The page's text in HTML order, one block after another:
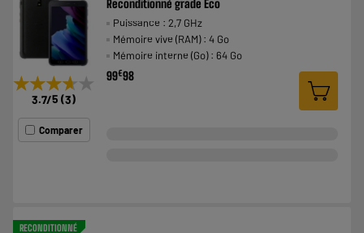
★★★★★
★★★★★
3.7/5 (3)
Comparer
Reconditionné grade Eco
Puissance : 2,7 GHz
Mémoire vive (RAM) : 4 Go
Mémoire interne (Go) : 64 Go
99€98
RECONDITIONNÉ